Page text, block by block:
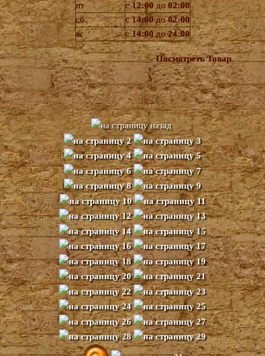
пт
с12:00 до 02:00
сб
с14:00до02:00
вс
с14:00до24:00
Посмотреть Товар